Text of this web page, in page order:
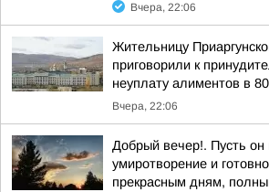
Вчера, 22:06
Жительницу
приговорили к
неуплату алиментов в
Вчера, 22:06
Добрый вечер!. Пусть он
умиротворение и
прекрасным дням,